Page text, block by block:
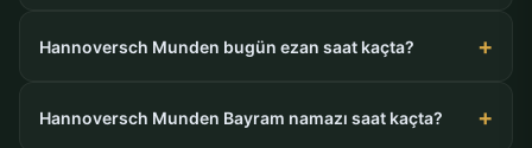
Hannoversch Munden bugün ezan saat kaçta?
Hannoversch Munden Bayram namazı saat kaçta?